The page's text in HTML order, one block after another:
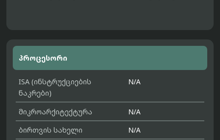
პროცესორი
ISA (ინსტრუქციების
ნაკრები)
N/A
მიკროარქიტექტურა
N/A
ბირთვის სახელი
N/A